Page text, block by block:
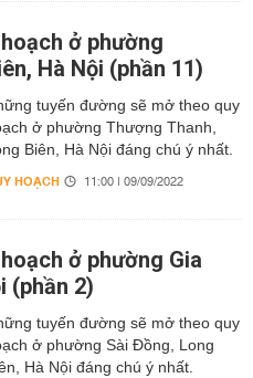
ở phường
Hà Nội (phần 11)
tuyến đường sẽ mở theo quy
ở phường Thượng Thanh,
Biên, Hà Nội đáng chú ý nhất.
HOẠCH 11:00 | 09/09/2022
ở phường Gia
(phần 2)
tuyến đường sẽ mở theo quy
ở phường Sài Đồng, Long
Hà Nội đáng chú ý nhất.